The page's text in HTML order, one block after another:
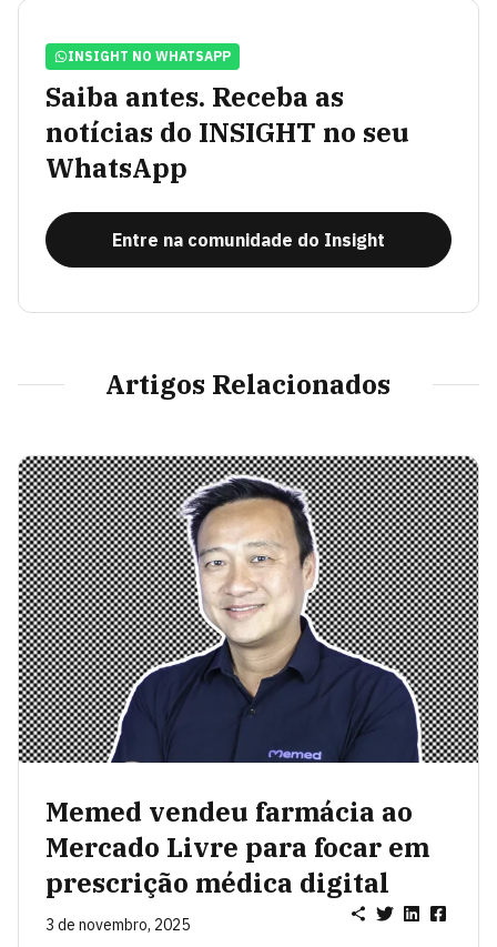
INSIGHT NO WHATSAPP
Saiba antes. Receba as
notícias do INSIGHT no seu
WhatsApp
Entre na comunidade do Insight
Artigos Relacionados
Memed vendeu farmácia ao
Mercado Livre para focar em
prescrição médica digital
3 de novembro, 2025